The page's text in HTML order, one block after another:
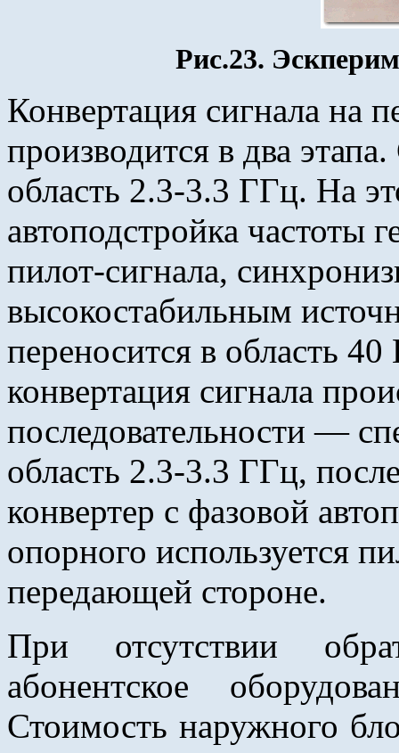
Рис.23.
Конвертация сигнала на
производится в два
область 2.3-3.3 ГГц. На
автоподстройка частоты
пилот-сигнала,
высокостабильным
переносится в область
конвертация сигнала
последовательности —
область 2.3-3.3 ГГц,
конвертер с фазовой
опорного используется
передающей стороне.
При отсутствии
абонентское
Стоимость наружного